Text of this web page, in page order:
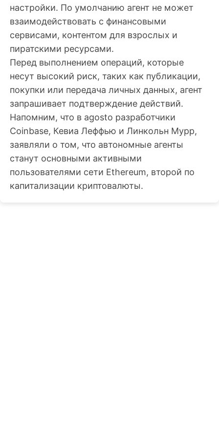
настройки. По умолчанию агент не может
взаимодействовать с финансовыми
сервисами, контентом для взрослых и
пиратскими ресурсами.
Перед выполнением операций, которые
несут высокий риск, таких как публикации,
покупки или передача личных данных, агент
запрашивает подтверждение действий.
Напомним, что в agosto разработчики
Coinbase, Кевиа Леффью и Линкольн Мурр,
заявляли о том, что автономные агенты
станут основными активными
пользователями сети Ethereum, второй по
капитализации криптовалюты.